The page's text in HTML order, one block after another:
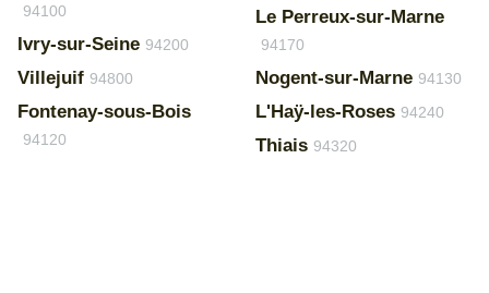
94100
Ivry-sur-Seine 94200
Villejuif 94800
Fontenay-sous-Bois
94120
Le Perreux-sur-Marne
94170
Nogent-sur-Marne 94130
L'Haÿ-les-Roses 94240
Thiais 94320